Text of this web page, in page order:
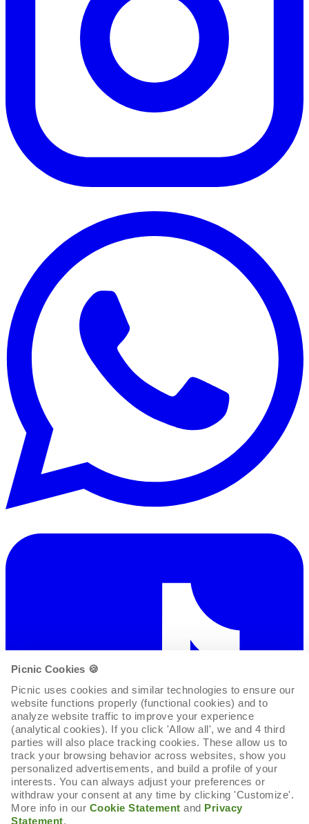
Picnic Cookies 🍪
Picnic uses cookies and similar technologies to ensure our
website functions properly (functional cookies) and to
analyze website traffic to improve your experience
(analytical cookies). If you click 'Allow all', we and 4 third
parties will also place tracking cookies. These allow us to
track your browsing behavior across websites, show you
personalized advertisements, and build a profile of your
interests. You can always adjust your preferences or
withdraw your consent at any time by clicking 'Customize'.
More info in our Cookie Statement and Privacy
Statement.